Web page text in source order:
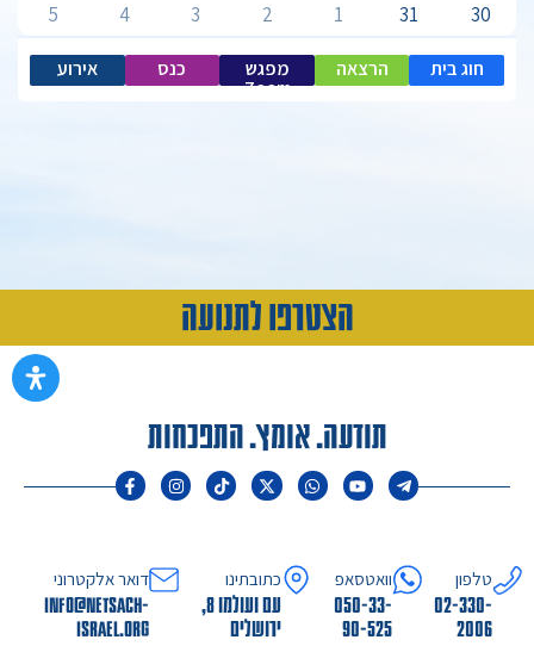
30
31
1
2
3
4
5
חוג בית הרצאה מפגש
Zoom
כנס אירוע
הצטרפו לתנועה
תודעה. אומץ. התפכחות
טלפון
02-330-
2006
וואטסאפ
050-33-
90-525
כתובתינו
עם ועולמו 8,
ירושלים
דואר אלקטרוני
info@netsach-
israel.org